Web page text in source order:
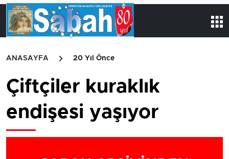
ANASAYFA 20 Yıl Önce
Çiftçiler kuraklık
endişesi yaşıyor